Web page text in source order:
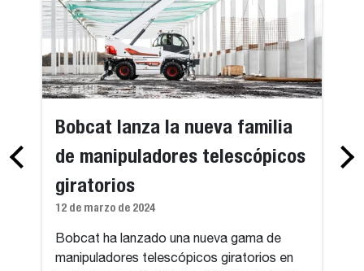
Bobcat lanza la nueva familia
de manipuladores telescópicos
giratorios
12 de marzo de 2024
Bobcat ha lanzado una nueva gama de
manipuladores telescópicos giratorios en